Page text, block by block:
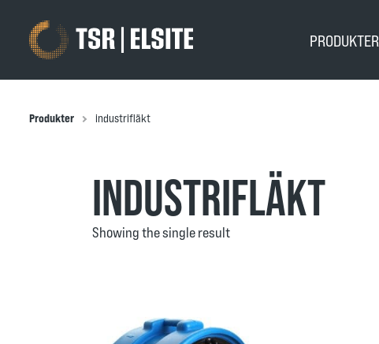
PRODUKTER
Produkter industrifläkt
INDUSTRIFLÄKT
Showing the single result